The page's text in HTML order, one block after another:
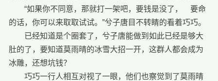
“如果你不同意，那就打一架吧，要钱是没了， 要命
的话，你可以来取取试试。”兮子唐目不转睛的看着巧巧。
已经知道是个圈套了，兮子唐能做到如此已经是够大
肚的了，要知道莫雨晴的冰雪大招一开，这群人都会成为
冰雕，还想坑钱？
巧巧一行人相互对视了一眼，他们也察觉到了莫雨晴